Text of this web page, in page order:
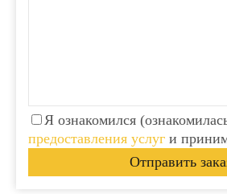
Я ознакомился
предоставления услуг и